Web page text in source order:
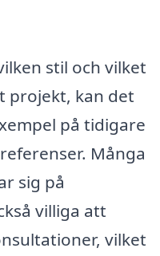
stil och vilket
projekt, kan det
på tidigare
Många
sig på
villiga att
vilket